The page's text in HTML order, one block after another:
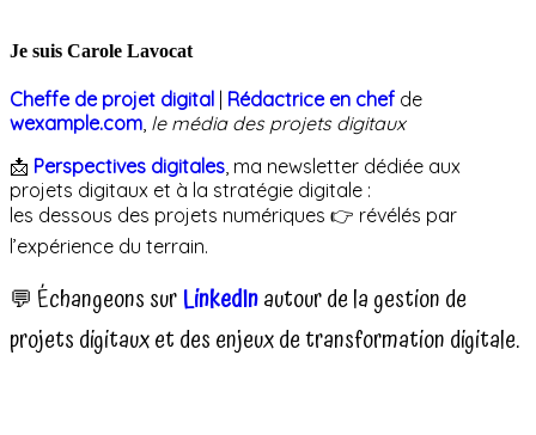
Je suis Carole Lavocat
Cheffe de projet digital | Rédactrice en chef de
wexample.com le média des projets digitaux
📩 Perspectives digitales , ma newsletter dédiée aux
projets digitaux et à la stratégie digitale :
les dessous des projets numériques 👉 révélés par
l’expérience du terrain.
💬 Échangeons surLinkedInautour de la gestion de
projets digitaux et des enjeux de transformation digitale.